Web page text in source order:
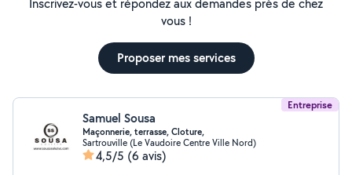
Inscrivez-vous et répondez aux demandes près de chez
vous !
Proposer mes services
Entreprise
Samuel Sousa
Maçonnerie, terrasse, Cloture,
Sartrouville (Le Vaudoire Centre Ville Nord)
4,5/5 (6 avis)